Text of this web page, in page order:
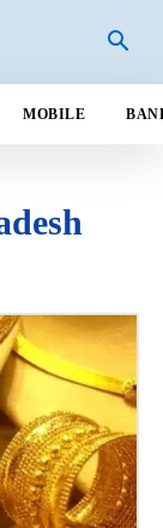
MOBILE